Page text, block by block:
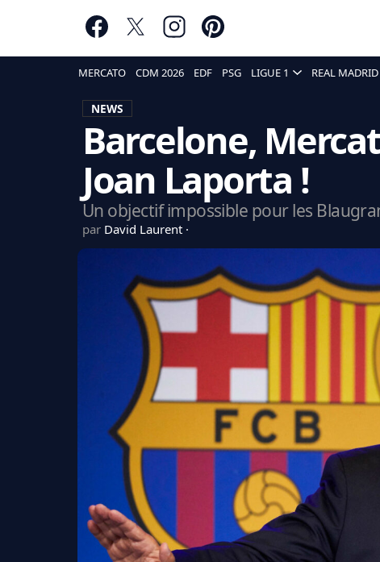
MERCATO CDM 2026 EDF PSG LIGUE 1 REAL MADRID
NEWS
Barcelone,
Joan Laporta !
Un objectif impossible pour les
par David Laurent